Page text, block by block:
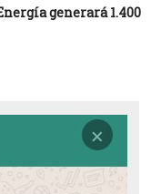
generará 1.400